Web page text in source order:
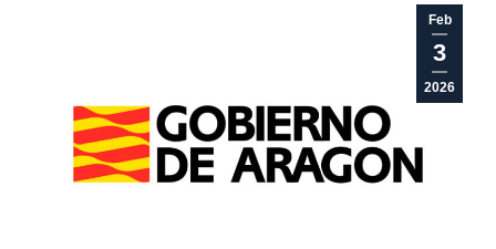
Feb
3
2026